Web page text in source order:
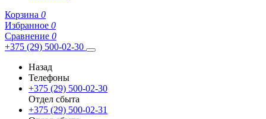
Корзина 0
Избранное 0
Сравнение 0
+375 (29) 500-02-30
Назад
Телефоны
+375 (29) 500-02-30
Отдел сбыта
+375 (29) 500-02-31